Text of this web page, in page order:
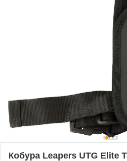
Кобура Leapers UTG Elite